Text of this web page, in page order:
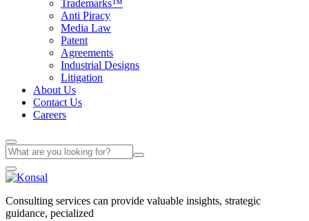
Trademarks™
Anti Piracy
Media Law
Patent
Agreements
Industrial Designs
Litigation
About Us
Contact Us
Careers
Consulting services can provide valuable insights, strategic
guidance, pecialized